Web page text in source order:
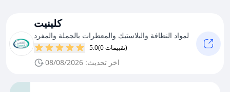
كلينيت
لمواد النظافة والبلاستيك والمعطرات بالجملة والمفرد
5.0 (0 تقييمات)
اخر تحديث: 08/08/2026